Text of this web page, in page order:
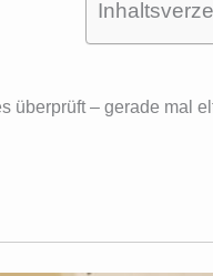
überprüft – gerade mal